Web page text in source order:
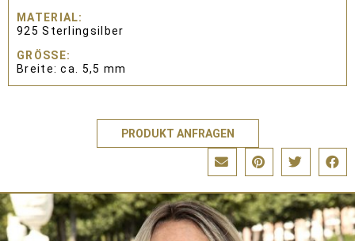
MATERIAL
925 Sterlingsilber
GRÖSSE
Breite: ca. 5,5 mm
PRODUKT ANFRAGEN